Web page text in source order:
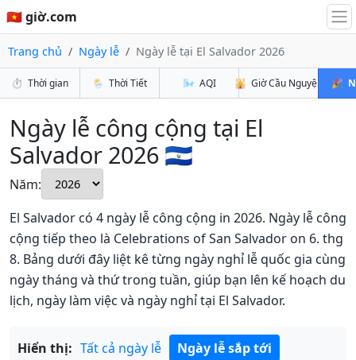
🇻🇳 giờ.com
Trang chủ Ngày lễ Ngày lễ tại El Salvador 2026
⏱️ Thời gian 🌦️ Thời Tiết 🌬️ AQI 🕌 Giờ Cầu Nguyện 🎉
Ngày lễ công cộng tại El
Salvador 2026 🇸🇻
Năm:
El Salvador có 4 ngày lễ công cộng in 2026. Ngày lễ công
cộng tiếp theo là Celebrations of San Salvador on 6. thg
8. Bảng dưới đây liệt kê từng ngày nghỉ lễ quốc gia cùng
ngày tháng và thứ trong tuần, giúp bạn lên kế hoạch du
lịch, ngày làm việc và ngày nghỉ tại El Salvador.
Hiển thị: Tất cả ngày lễ Ngày lễ sắp tới